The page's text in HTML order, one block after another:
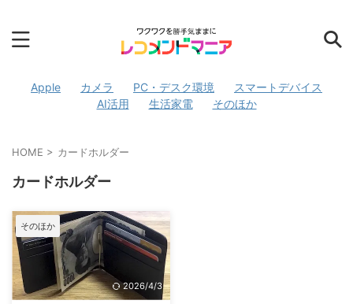
Apple カメラ PC・デスク環境
スマートデバイス
AI活用
生活家電 そのほか
HOME > カードホルダー
カードホルダー
そのほか
2026/4/3